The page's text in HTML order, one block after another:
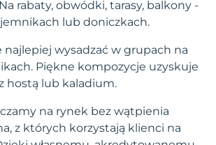
Na rabaty, obwódki, tarasy, balkony -
lub doniczkach.
najlepiej wysadzać w grupach na
Piękne kompozycje uzyskuje
hostą lub kaladium.
na rynek bez wątpienia
z których korzystają klienci na